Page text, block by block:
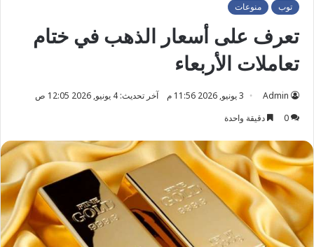
توب منوعات
تعرف على أسعار الذهب في ختام
تعاملات الأربعاء
Admin 3 يونيو, 2026 11:56 م
آخر تحديث: 4 يونيو, 2026 12:05 ص
0
دقيقة واحدة